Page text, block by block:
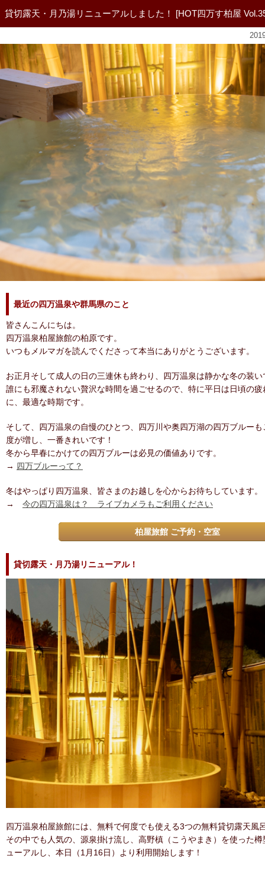
貸切露天・月乃湯リニューアルしました！ [HOT四万す柏屋
最近の四万温泉や群馬県のこと
皆さんこんにちは。
四万温泉柏屋旅館の柏原です。
いつもメルマガを読んでくださって本当にありがとうございます。
お正月そして成人の日の三連休も終わり、四万温泉は静かな冬の装い
誰にも邪魔されない贅沢な時間を過ごせるので、特に平日は日頃の
に、最適な時期です。
そして、四万温泉の自慢のひとつ、四万川や奥四万湖の四万ブルー
度が増し、一番きれいです！
冬から早春にかけての四万ブルーは必見の価値ありです。
→ 四万ブルーって？
冬はやっぱり四万温泉、皆さまのお越しを心からお待ちしています。
→ 今の四万温泉は？ ライブカメラもご利用ください
柏屋旅館 ご予約・空室
貸切露天・月乃湯リニューアル！
四万温泉柏屋旅館には、無料で何度でも使える3つの無料貸切露天風
その中でも人気の、源泉掛け流し、高野槙（こうやまき）を使った
ューアルし、本日（1月16日）より利用開始します！